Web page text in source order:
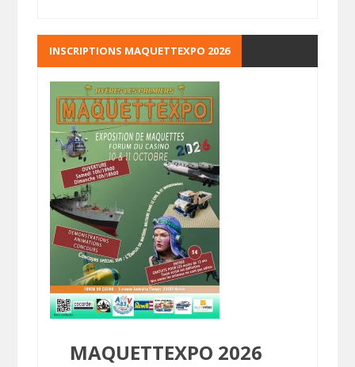
INSCRIPTIONS MAQUETTEXPO 2026
MAQUETTEXPO 2026